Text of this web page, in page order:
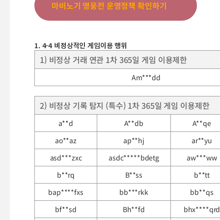
마비노기 영웅전 운영정책 확인하기
1. 4-4 비정상적인 게임이용 행위
1) 비정상 거래 연관 1차 365일 게임 이용제한
Am***dd
2) 비정상 기록 탐지 (특수) 1차 365일 게임 이용제한
a**d A**db
A**qe
ao**az
ap**hj
ar**yu
asd***zxc
asdc*****bdetg
aw***ww
b**rq
B**ss
b**tt
bap****fxs
bb***rkk
bb**qs
bf**sd
Bh**fd
bhx****qrd